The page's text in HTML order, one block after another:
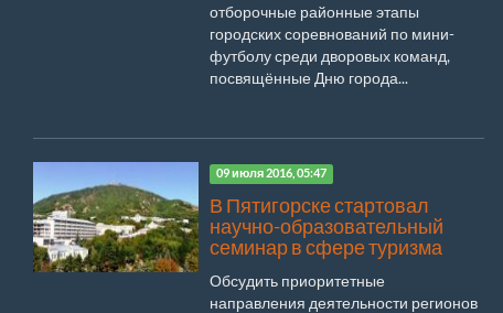
отборочные районные этапы
городских соревнований по мини-
футболу среди дворовых команд,
посвящённые Дню города...
09 июля 2016, 05:47
В Пятигорске стартовал
научно-образовательный
семинар в сфере туризма
Обсудить приоритетные
направления деятельности регионов